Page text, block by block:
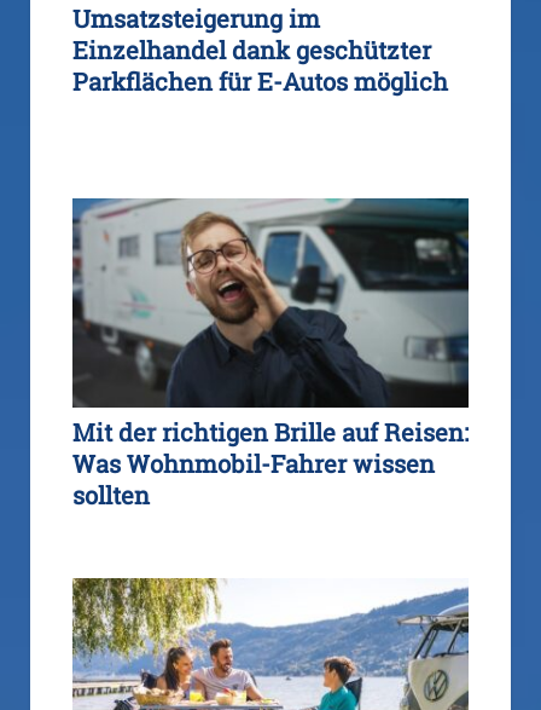
Umsatzsteigerung im
Einzelhandel dank geschützter
Parkflächen für E-Autos möglich
Mit der richtigen Brille auf Reisen:
Was Wohnmobil-Fahrer wissen
sollten